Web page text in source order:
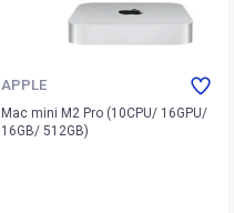
APPLE
Mac mini M2 Pro (10CPU/ 16GPU/
16GB/ 512GB)